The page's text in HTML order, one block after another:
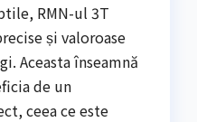
RMN-ul 3T
și valoroase
Aceasta înseamnă
de un
ceea ce este